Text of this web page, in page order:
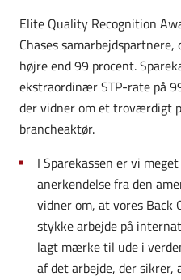
Elite Quality Recognition
Chases
højre end 99 procent.
ekstraordinær STP-rate på
der vidner om et troværdigt
brancheaktør.
I Sparekassen er vi
anerkendelse fra den
vidner om, at vores
stykke arbejde på
lagt mærke til ude i
af det arbejde, der sikrer,